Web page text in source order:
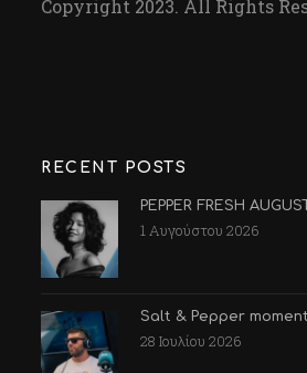
Copyright 2023. All Rights
RECENT POSTS
PEPPER FRESH
1 Αυγούστου 2026
Salt & Pepper
28 Ιουλίου 2026